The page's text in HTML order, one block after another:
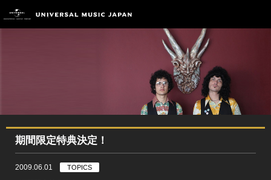
期間限定特典決定！
2009.06.01 TOPICS